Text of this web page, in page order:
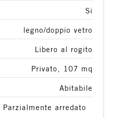
Si
legno/doppio vetro
Libero al rogito
Privato, 107 mq
Abitabile
Parzialmente arredato